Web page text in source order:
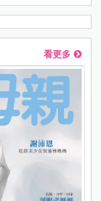
看更多